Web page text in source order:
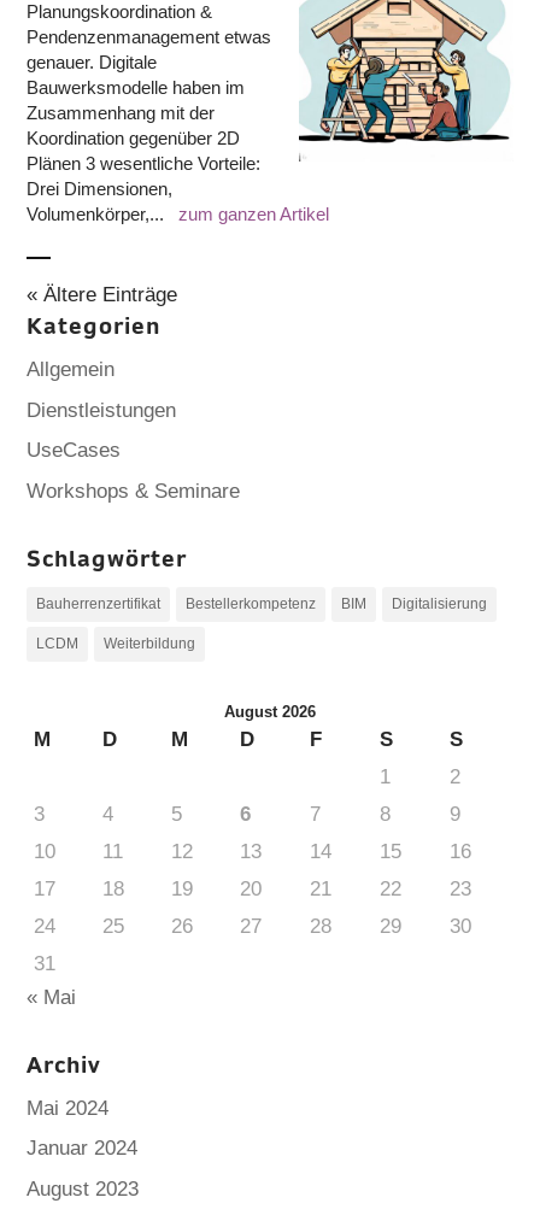
Planungskoordination &
Pendenzenmanagement etwas
genauer. Digitale
Bauwerksmodelle haben im
Zusammenhang mit der
Koordination gegenüber 2D
Plänen 3 wesentliche Vorteile:
Drei Dimensionen,
Volumenkörper,...
zum ganzen Artikel
« Ältere Einträge
Kategorien
Allgemein
Dienstleistungen
UseCases
Workshops & Seminare
Schlagwörter
Bauherrenzertifikat Bestellerkompetenz BIM Digitalisierung
LCDM Weiterbildung
August 2026
M D M D F S
S
1
2
3
4 5 6 7 8
9
10
11 12 13 14 15
16
17
18 19 20 21 22
23
24
25 26 27 28 29
30
31
« Mai
Archiv
Mai 2024
Januar 2024
August 2023